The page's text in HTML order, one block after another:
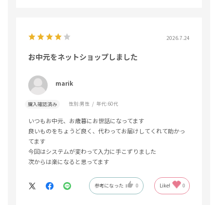
2026.7.24
お中元をネットショップしました
marik
購入確認済み 性別:男性 年代:60代
いつもお中元、お歳暮にお世話になってます
良いものをちょうど良く、代わってお届けしてくれて助かっ
てます
今回はシステムが変わって入力に手こずりました
次からは楽になると思ってます
参考になった 0 Like! 0